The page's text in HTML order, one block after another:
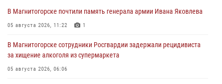
В Магнитогорске почтили память генерала армии Ивана Яковлева
05 августа 2026, 11:22 1
В Магнитогорске сотрудники Росгвардии задержали рецидивиста
за хищение алкоголя из супермаркета
05 августа 2026, 06:06